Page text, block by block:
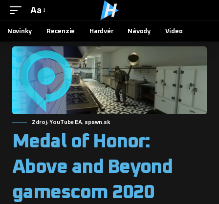
Aa
Novinky Recenzie Hardvér Návody Video
Zdroj: YouTube EA, spawn.sk
Medal of Honor:
Above and Beyond
gamescom 2020